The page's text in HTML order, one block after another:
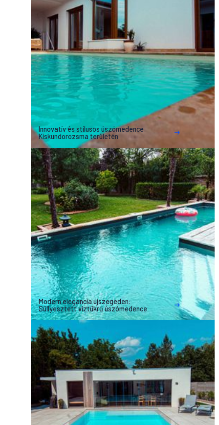
Innovatív és stílusos úszómedence
Kiskundorozsma területén
Modern elegancia újszegeden:
Süllyesztett víztükrű úszómedence